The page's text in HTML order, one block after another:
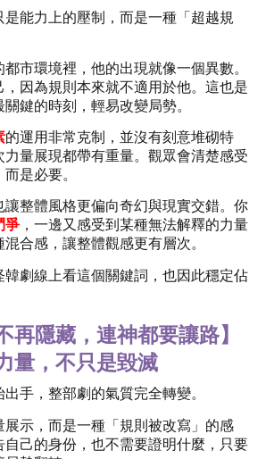
能力上的壓制，而是一種「超越規
市環境裡，他的出現就像一個異數。
因為規則本來就不適用於他。這也是
鍵的時刻，輕易改變局勢。
的運用非常克制，並沒有刻意堆砌特
量展現都帶有重量。觀眾會清楚感受
是必要。
讓整體風格更偏向奇幻與現實交錯。你
爭 ，一邊又感受到某種無法解釋的力量
合感，讓整體觀感更有層次。
韓劇線上看這個關鍵詞，也因此穩定佔
再隱藏，連神都要讓路】
量，不只是毀滅
手，整部劇的氣質完全轉變。
展示，而是一種「規則被改寫」的感
自己的身份，也不需要證明什麼，只要